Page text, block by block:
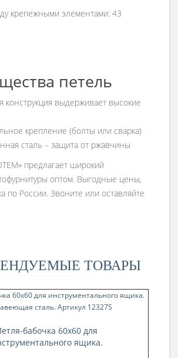
крепежными элементами: 43
петель
конструкция выдерживает высокие
крепление (болты или сварка)
сталь – защита от ржавчины
предлагает широкий
оптом. Выгодные цены,
по России. Звоните или оставляйте
ТОВАРЫ
бабочка 60x60 для
ящика.